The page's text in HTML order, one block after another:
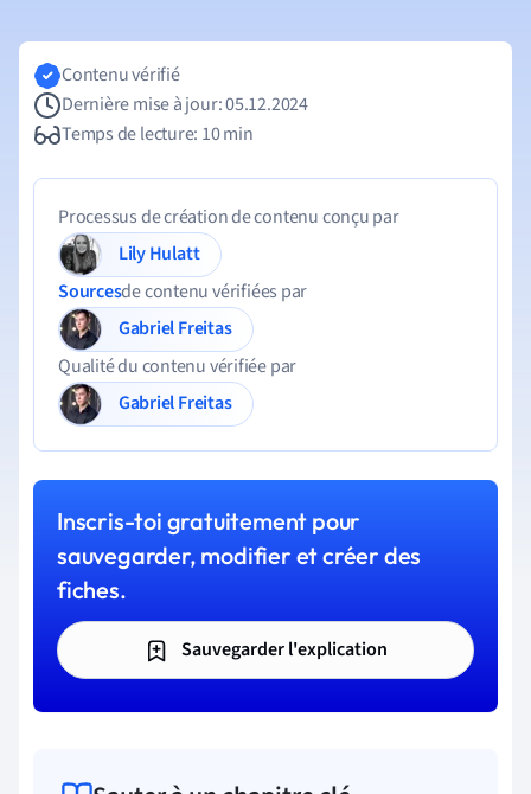
Contenu vérifié
Dernière mise à jour: 05.12.2024
Temps de lecture: 10 min
Processus de création de contenu conçu par
Lily Hulatt
Sourcesde contenu vérifiées par
Gabriel Freitas
Qualité du contenu vérifiée par
Gabriel Freitas
Inscris-toi gratuitement pour
sauvegarder, modifier et créer des
fiches.
Sauvegarder l'explication